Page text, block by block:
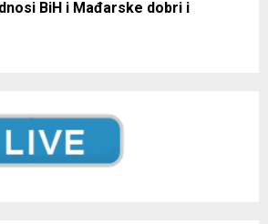
BiH i Mađarske dobri i